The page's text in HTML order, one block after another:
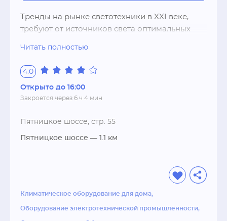
Тренды на рынке светотехники в XXI веке,
требуют от источников света оптимальных
целесообразности. На данный момент этим
критериям полностью соответствует лишь
светодиодное оборудование.
Инновационность светодиодного освещения
стремимся соответствовать стандартам
будущего.Интернет-магазин "LEDPremium"
репутацию надежного и серьезного партнера.
Основное направление деятельности –
Читать полностью
4.0
Открыто до 16:00
Закроется через 6 ч 4 мин
Пятницкое шоссе, стр. 55
Пятницкое шоссе — 1.1 км
Климатическое оборудование для дома
Оборудование электротехнической промышленности